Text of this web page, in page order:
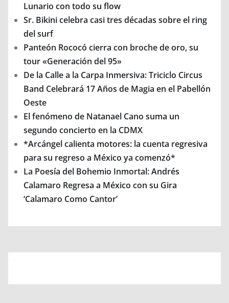
Lunario con todo su flow
Sr. Bikini celebra casi tres décadas sobre el ring
del surf
Panteón Rococó cierra con broche de oro, su
tour «Generación del 95»
De la Calle a la Carpa Inmersiva: Triciclo Circus
Band Celebrará 17 Años de Magia en el Pabellón
Oeste
El fenómeno de Natanael Cano suma un
segundo concierto en la CDMX
*Arcángel calienta motores: la cuenta regresiva
para su regreso a México ya comenzó*
La Poesía del Bohemio Inmortal: Andrés
Calamaro Regresa a México con su Gira
‘Calamaro Como Cantor’